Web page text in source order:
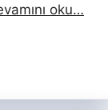
oku…